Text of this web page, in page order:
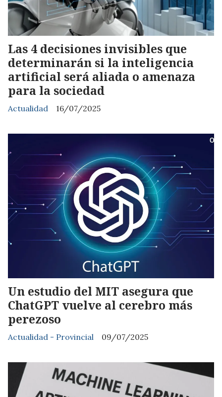
Las 4 decisiones invisibles que
determinarán si la inteligencia
artificial será aliada o amenaza
para la sociedad
Actualidad 16/07/2025
Un estudio del MIT asegura que
ChatGPT vuelve al cerebro más
perezoso
Actualidad - Provincial 09/07/2025